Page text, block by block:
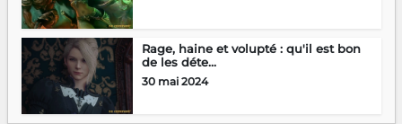
Rage, haine et volupté : qu'il est bon
de les déte...
30 mai 2024